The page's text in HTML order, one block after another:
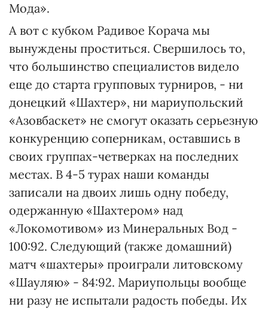
Мода».
А вот с кубком Радивое Корача мы
вынуждены проститься. Свершилось то,
что большинство специалистов видело
еще до старта групповых турниров, - ни
донецкий «Шахтер», ни мариупольский
«Азовбаскет» не смогут оказать серьезную
конкуренцию соперникам, оставшись в
своих группах-четверках на последних
местах. В 4-5 турах наши команды
записали на двоих лишь одну победу,
одержанную «Шахтером» над
«Локомотивом» из Минеральных Вод -
100:92. Следующий (также домашний)
матч «шахтеры» проиграли литовскому
«Шауляю» - 84:92. Мариупольцы вообще
ни разу не испытали радость победы. Их